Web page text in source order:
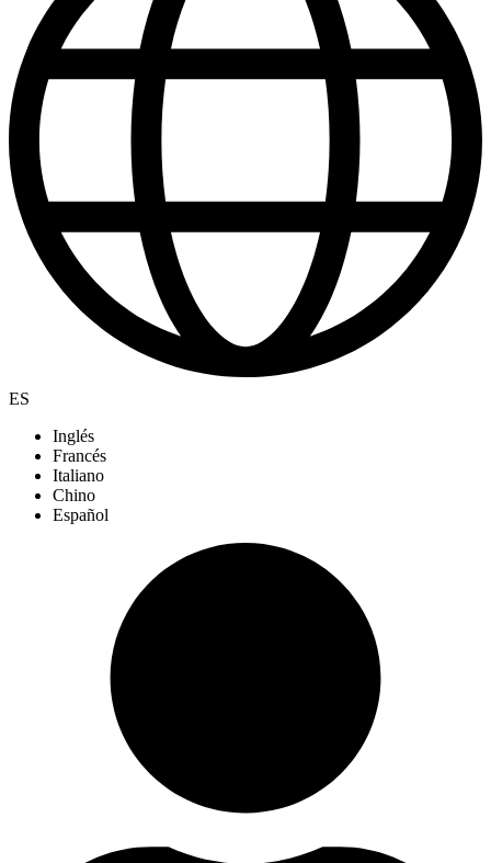
ES
Inglés
Francés
Italiano
Chino
Español